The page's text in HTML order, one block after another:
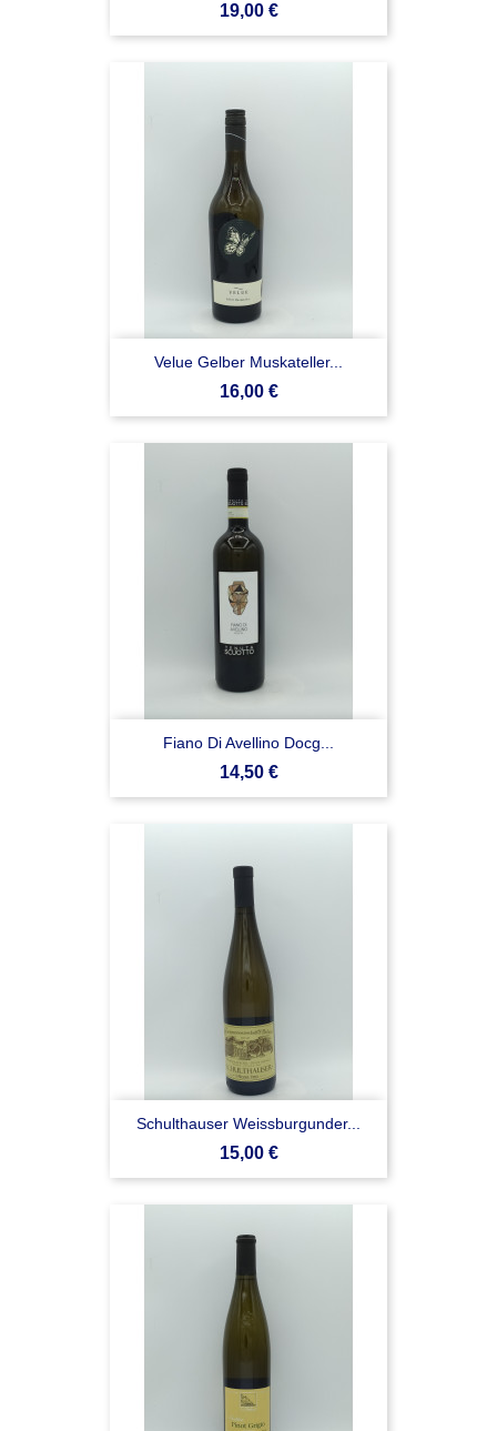
Prezzo
19,00 €
Velue Gelber Muskateller...
Prezzo
16,00 €
Fiano Di Avellino Docg...
Prezzo
14,50 €
Schulthauser Weissburgunder...
Prezzo
15,00 €